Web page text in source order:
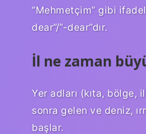
“Mehmetçim” gibi
dear”/”-dear”dır.
İl ne zaman
Yer adları (kıta, bölge,
sonra gelen ve deniz,
başlar.